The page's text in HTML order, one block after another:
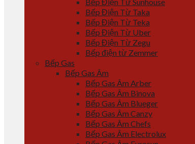
Bếp Điện Từ Taka
Bếp Điện Từ Teka
Bếp Điện Từ Uber
Bếp Điện Từ Zegu
Bếp điện từ Zemmer
Bếp Gas
Bếp Gas Âm
Bếp Gas Âm Arber
Bếp Gas Âm Binova
Bếp Gas Âm Blueger
Bếp Gas Âm Canzy
Bếp Gas Âm Chefs
Bếp Gas Âm Electrolux